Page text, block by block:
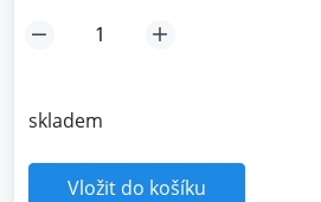
skladem
Vložit do košíku